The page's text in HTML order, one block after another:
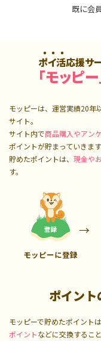
既に会
ポイ活応援サ
「モッピー
モッピーは、運営実績20年
サイト。
サイト内で商品購入やアン
ポイントが貯まっていきます
貯めたポイントは、 現金や
す。
モッピーに登録
ポイン
モッピーで貯めたポイントは
ポイントなどに交換するこ